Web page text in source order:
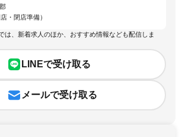
・閉店準備）
は、新着求人のほか、おすすめ情報なども配信しま
LINEで受け取る
メールで受け取る